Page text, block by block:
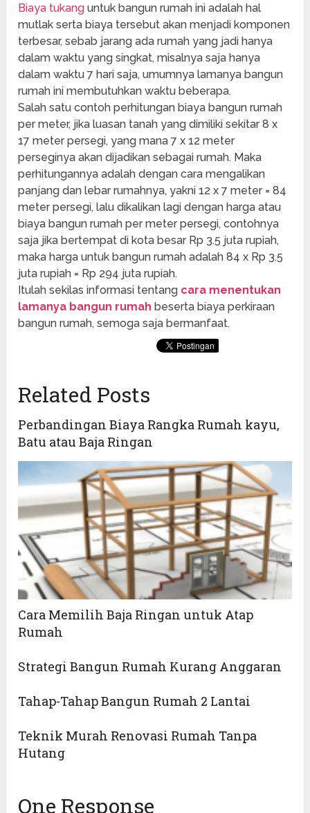
Biaya tukang untuk bangun rumah ini adalah hal
mutlak serta biaya tersebut akan menjadi komponen
terbesar, sebab jarang ada rumah yang jadi hanya
dalam waktu yang singkat, misalnya saja hanya
dalam waktu 7 hari saja, umumnya lamanya bangun
rumah ini membutuhkan waktu beberapa.
Salah satu contoh perhitungan biaya bangun rumah
per meter, jika luasan tanah yang dimiliki sekitar 8 x
17 meter persegi, yang mana 7 x 12 meter
perseginya akan dijadikan sebagai rumah. Maka
perhitungannya adalah dengan cara mengalikan
panjang dan lebar rumahnya, yakni 12 x 7 meter = 84
meter persegi, lalu dikalikan lagi dengan harga atau
biaya bangun rumah per meter persegi, contohnya
saja jika bertempat di kota besar Rp 3.5 juta rupiah,
maka harga untuk bangun rumah adalah 84 x Rp 3.5
juta rupiah = Rp 294 juta rupiah.
Itulah sekilas informasi tentang cara menentukan
lamanya bangun rumah beserta biaya perkiraan
bangun rumah, semoga saja bermanfaat.
Related Posts
Perbandingan Biaya Rangka Rumah kayu,
Batu atau Baja Ringan
Cara Memilih Baja Ringan untuk Atap
Rumah
Strategi Bangun Rumah Kurang Anggaran
Tahap-Tahap Bangun Rumah 2 Lantai
Teknik Murah Renovasi Rumah Tanpa
Hutang
One Response